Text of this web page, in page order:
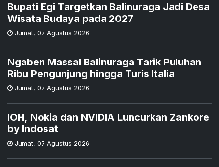
Bupati Egi Targetkan Balinuraga Jadi Desa
Wisata Budaya pada 2027
Jumat, 07 Agustus 2026
Ngaben Massal Balinuraga Tarik Puluhan
Ribu Pengunjung hingga Turis Italia
Jumat, 07 Agustus 2026
IOH, Nokia dan NVIDIA Luncurkan Zankore
by Indosat
Jumat, 07 Agustus 2026